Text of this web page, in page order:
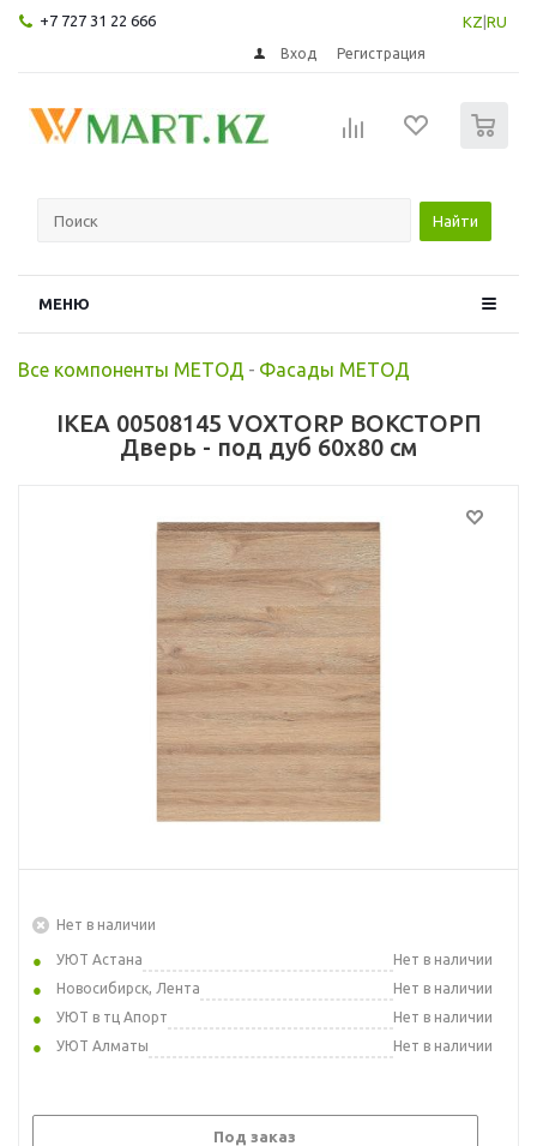
+7 727 31 22 666 KZ RU
Вход Регистрация
Найти
МЕНЮ
Все компоненты МЕТОД - Фасады МЕТОД
IKEA 00508145 VOXTORP ВОКСТОРП
Дверь - под дуб 60x80 см
Нет в наличии
УЮТ Астана
Нет в наличии
Новосибирск, Лента
Нет в наличии
УЮТ в тц Апорт
Нет в наличии
УЮТ Алматы
Нет в наличии
Под заказ